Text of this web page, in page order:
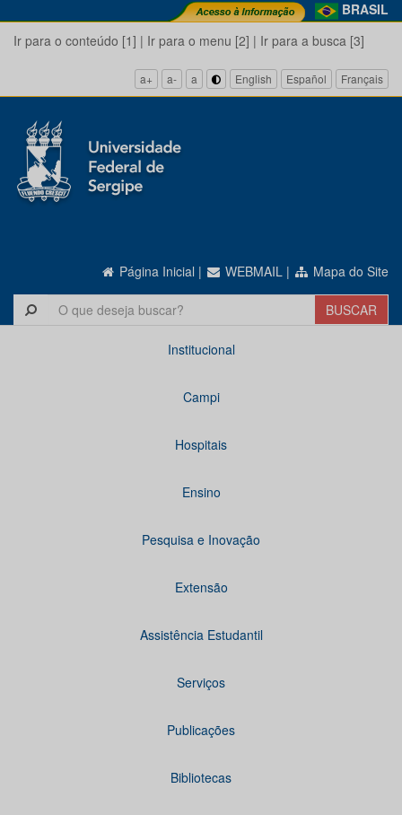
BRASIL
Ir para o conteúdo [1] | Ir para o menu [2] | Ir para a busca [3]
a+ a- a English Español Français
Página Inicial | WEBMAIL | Mapa do Site
Institucional
Campi
Hospitais
Ensino
Pesquisa e Inovação
Extensão
Assistência Estudantil
Serviços
Publicações
Bibliotecas